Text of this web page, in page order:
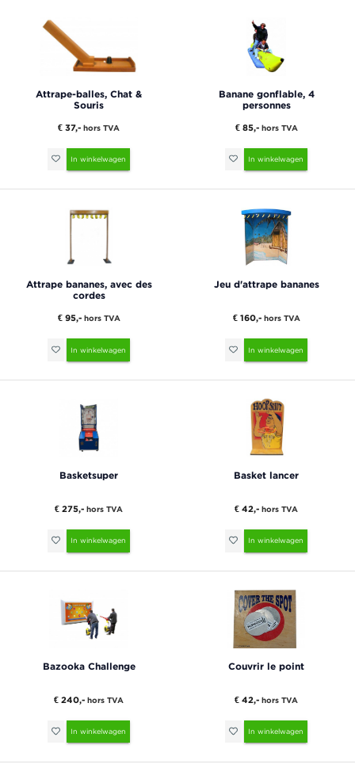
Attrape-balles, Chat &
Souris
€ 37,- hors TVA
In winkelwagen
Banane gonflable, 4
personnes
€ 85,- hors TVA
In winkelwagen
Attrape bananes, avec des
cordes
€ 95,- hors TVA
In winkelwagen
Jeu d'attrape bananes
€ 160,- hors TVA
In winkelwagen
Basketsuper
€ 275,- hors TVA
In winkelwagen
Basket lancer
€ 42,- hors TVA
In winkelwagen
Bazooka Challenge
€ 240,- hors TVA
In winkelwagen
Couvrir le point
€ 42,- hors TVA
In winkelwagen